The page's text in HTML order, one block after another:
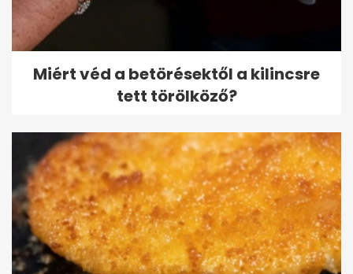
Miért véd a betörésektől a kilincsre
tett törölköző?